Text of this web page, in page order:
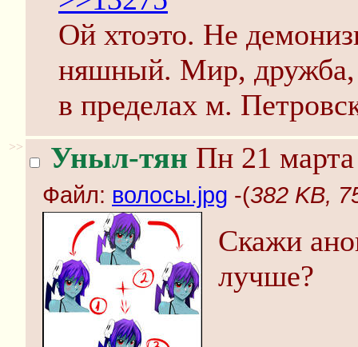
Ой хтоэто. Не
няшный. Мир, дружба,
в пределах м.
>> Уныл-тян Пн 21
Файл: волосы.jpg -(382 KB,
Скажи
лучше?